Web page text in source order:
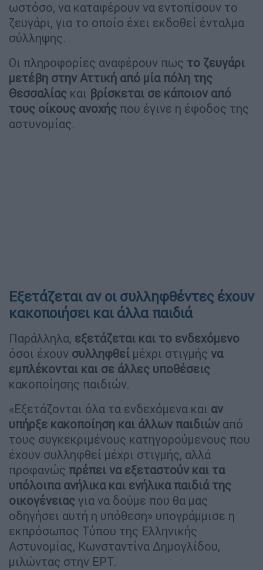
ωστόσο, να καταφέρουν να εντοπίσουν το
ζευγάρι, για το οποίο έχει εκδοθεί ένταλμα
σύλληψης.
Οι πληροφορίες αναφέρουν πως το ζευγάρι
μετέβη στην Αττική από μία πόλη της
Θεσσαλίας και βρίσκεται σε κάποιον από
τους οίκους ανοχής που έγινε η έφοδος της
αστυνομίας.
Εξετάζεται αν οι συλληφθέντες έχουν
κακοποιήσει και άλλα παιδιά
Παράλληλα, εξετάζεται και το ενδεχόμενο
όσοι έχουν συλληφθεί μέχρι στιγμής να
εμπλέκονται και σε άλλες υποθέσεις
κακοποίησης παιδιών.
«Εξετάζονται όλα τα ενδεχόμενα και αν
υπήρξε κακοποίηση και άλλων παιδιών από
τους συγκεκριμένους κατηγορούμενους που
έχουν συλληφθεί μέχρι στιγμής, αλλά
προφανώς πρέπει να εξεταστούν και τα
υπόλοιπα ανήλικα και ενήλικα παιδιά της
οικογένειας για να δούμε που θα μας
οδηγήσει αυτή η υπόθεση» υπογράμμισε η
εκπρόσωπος Τύπου της Ελληνικής
Αστυνομίας, Κωνσταντίνα Δημογλίδου,
μιλώντας στην ΕΡΤ.